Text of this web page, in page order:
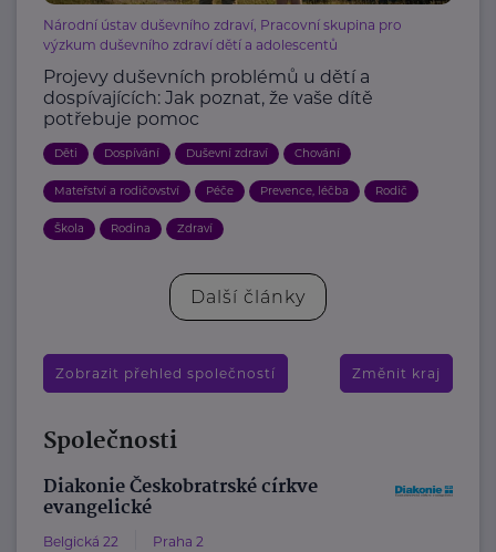
Národní ústav duševního zdraví, Pracovní skupina pro
výzkum duševního zdraví dětí a adolescentů
Projevy duševních problémů u dětí a
dospívajících: Jak poznat, že vaše dítě
potřebuje pomoc
Děti Dospívání Duševní zdraví Chování
Mateřství a rodičovství Péče Prevence, léčba Rodič
Škola Rodina Zdraví
Další články
Zobrazit přehled společností Změnit kraj
Společnosti
Diakonie Českobratrské církve
evangelické
Belgická 22 Praha 2